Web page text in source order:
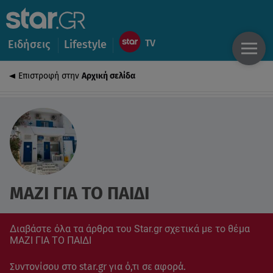
Ειδήσεις Lifestyle
Επιστροφή στην Αρχική σελίδα
ΜΑΖΙ ΓΙΑ ΤΟ ΠΑΙΔΙ
Διαβάστε όλα τα άρθρα του Star.gr σχετικά με το θέμα
ΜΑΖΙ ΓΙΑ ΤΟ ΠΑΙΔΙ
Συντονίσου στο star.gr για ό,τι σε αφορά.